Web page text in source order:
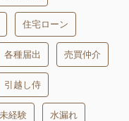
住宅ローン
各種届出 売買仲介
引越し侍
未経験 水漏れ